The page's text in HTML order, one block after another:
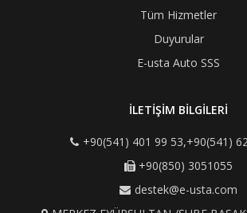
Tüm Hizmetler
Duyurular
E-usta Auto SSS
İLETİŞİM BİLGİLERİ
+90(541) 401 99 53,+90(541)
+90(850) 3051055
destek@e-usta.com